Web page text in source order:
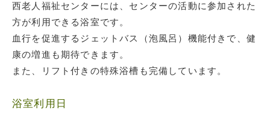
西老人福祉センターには、センターの活動に参加された
方が利用できる浴室です。
血行を促進するジェットバス（泡風呂）機能付きで、健
康の増進も期待できます。
また、リフト付きの特殊浴槽も完備しています。
浴室利用日